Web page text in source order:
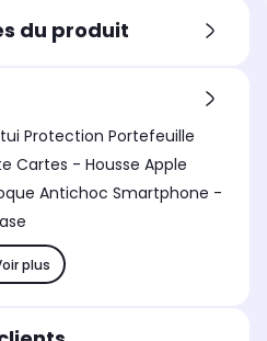
du produit
Protection Portefeuille
Cartes - Housse Apple
-
plus